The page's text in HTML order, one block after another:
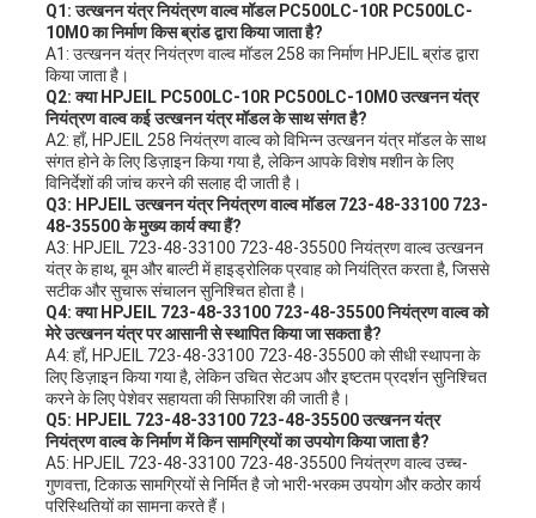
Q1: उत्खनन यंत्र नियंत्रण वाल्व मॉडल PC500LC-10R PC500LC-
10M0 का निर्माण किस ब्रांड द्वारा किया जाता है?
A1: उत्खनन यंत्र नियंत्रण वाल्व मॉडल 258 का निर्माण HPJEIL ब्रांड द्वारा
किया जाता है।
Q2: क्या HPJEIL PC500LC-10R PC500LC-10M0 उत्खनन यंत्र
नियंत्रण वाल्व कई उत्खनन यंत्र मॉडल के साथ संगत है?
A2: हाँ, HPJEIL 258 नियंत्रण वाल्व को विभिन्न उत्खनन यंत्र मॉडल के साथ
संगत होने के लिए डिज़ाइन किया गया है, लेकिन आपके विशेष मशीन के लिए
विनिर्देशों की जांच करने की सलाह दी जाती है।
Q3: HPJEIL उत्खनन यंत्र नियंत्रण वाल्व मॉडल 723-48-33100 723-
48-35500 के मुख्य कार्य क्या हैं?
A3: HPJEIL 723-48-33100 723-48-35500 नियंत्रण वाल्व उत्खनन
यंत्र के हाथ, बूम और बाल्टी में हाइड्रोलिक प्रवाह को नियंत्रित करता है, जिससे
सटीक और सुचारू संचालन सुनिश्चित होता है।
Q4: क्या HPJEIL 723-48-33100 723-48-35500 नियंत्रण वाल्व को
मेरे उत्खनन यंत्र पर आसानी से स्थापित किया जा सकता है?
A4: हाँ, HPJEIL 723-48-33100 723-48-35500 को सीधी स्थापना के
लिए डिज़ाइन किया गया है, लेकिन उचित सेटअप और इष्टतम प्रदर्शन सुनिश्चित
करने के लिए पेशेवर सहायता की सिफारिश की जाती है।
Q5: HPJEIL 723-48-33100 723-48-35500 उत्खनन यंत्र
नियंत्रण वाल्व के निर्माण में किन सामग्रियों का उपयोग किया जाता है?
A5: HPJEIL 723-48-33100 723-48-35500 नियंत्रण वाल्व उच्च-
गुणवत्ता, टिकाऊ सामग्रियों से निर्मित है जो भारी-भरकम उपयोग और कठोर कार्य
परिस्थितियों का सामना करते हैं।